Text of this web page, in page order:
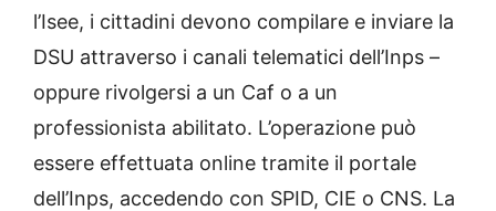
l’Isee, i cittadini devono compilare e inviare la
DSU attraverso i canali telematici dell’Inps –
oppure rivolgersi a un Caf o a un
professionista abilitato. L’operazione può
essere effettuata online tramite il portale
dell’Inps, accedendo con SPID, CIE o CNS. La